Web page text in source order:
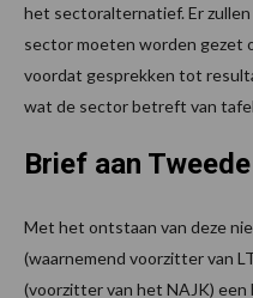
het sectoralternatief. Er
sector moeten worden gezet
voordat gesprekken tot
wat de sector betreft van
Brief aan
Met het ontstaan van deze
(waarnemend voorzitter van
(voorzitter van het NAJK)